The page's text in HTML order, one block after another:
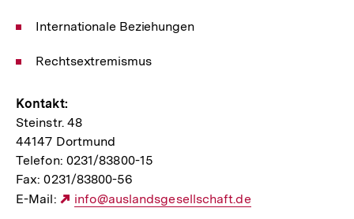
Internationale Beziehungen
Rechtsextremismus
Kontakt:
Steinstr. 48
44147 Dortmund
Telefon: 0231/83800-15
Fax: 0231/83800-56
E-Mail:
Externer
info@auslandsgesellschaft.de